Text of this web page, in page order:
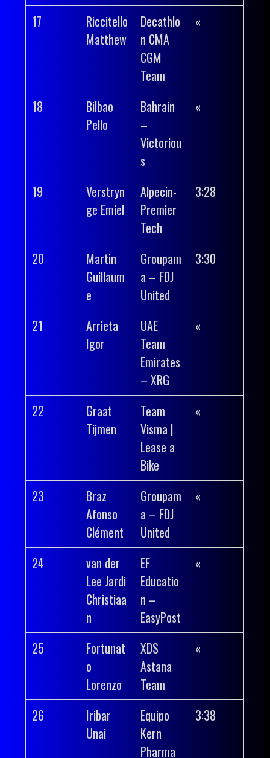
17
Riccitello
Matthew
Decathlo
n CMA
CGM
Team
«
18
Bilbao
Pello
Bahrain
–
Victoriou
s
«
19
Verstryn
ge Emiel
Alpecin-
Premier
Tech
3:28
20
Martin
Guillaum
e
Groupam
a – FDJ
United
3:30
21
Arrieta
Igor
UAE
Team
Emirates
– XRG
«
22
Graat
Tijmen
Team
Visma |
Lease a
Bike
«
23
Braz
Afonso
Clément
Groupam
a – FDJ
United
«
24
van der
Lee Jardi
Christiaa
n
EF
Educatio
n –
EasyPost
«
25
Fortunat
o
Lorenzo
XDS
Astana
Team
«
26
Iribar
Unai
Equipo
Kern
Pharma
3:38